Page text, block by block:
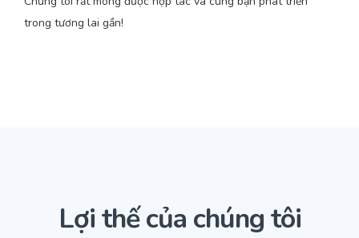
trong tương lai gần!
Lợi thế của chúng tôi